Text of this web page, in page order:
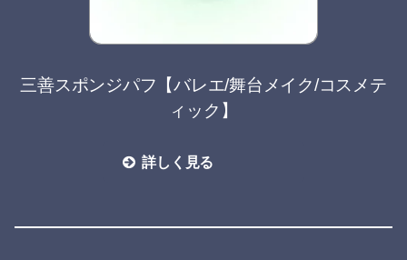
三善スポンジパフ【バレエ/舞台メイク/コスメテ
ィック】
詳しく見る